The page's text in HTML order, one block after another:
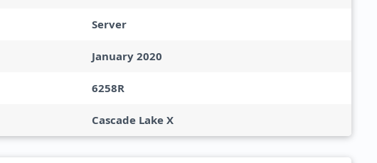
Server
January 2020
6258R
Cascade Lake X